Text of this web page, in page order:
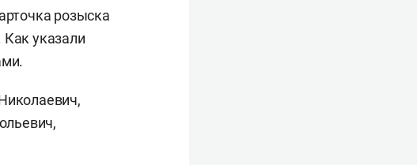
розыска
Как указали